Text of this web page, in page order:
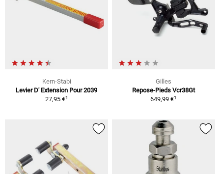
Kern-Stabi
Levier D' Extension Pour 2039
27,95 €1
Gilles
Repose-Pieds Vcr38Gt
649,99 €1